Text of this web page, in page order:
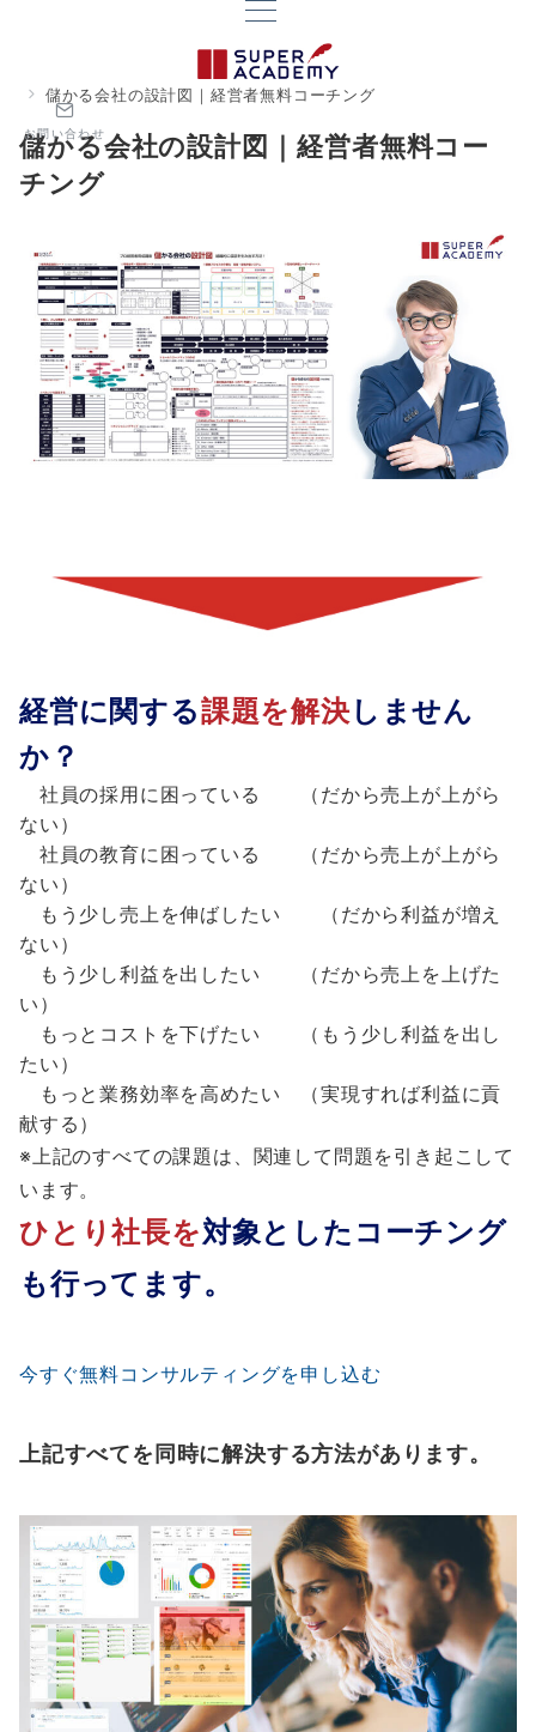
お問い合わせ
儲かる会社の設計図｜経営者無料コーチング
儲かる会社の設計図｜経営者無料コー
チング
経営に関する課題を解決しません
か？
社員の採用に困っている （だから売上が上がら
ない）
社員の教育に困っている （だから売上が上がら
ない）
もう少し売上を伸ばしたい （だから利益が増え
ない）
もう少し利益を出したい （だから売上を上げた
い）
もっとコストを下げたい （もう少し利益を出し
たい）
もっと業務効率を高めたい （実現すれば利益に貢
献する）
※上記のすべての課題は、関連して問題を引き起こして
います。
ひとり社長を対象としたコーチング
も行ってます。
今すぐ無料コンサルティングを申し込む
上記すべてを同時に解決する方法があります。